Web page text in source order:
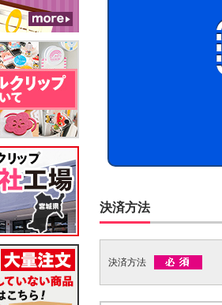
決済方法
決済方法